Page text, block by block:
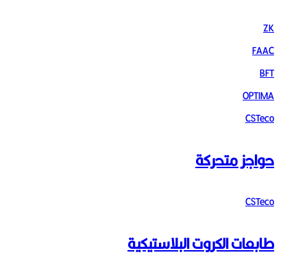
ZK
FAAC
BFT
OPTIMA
CSTeco
حواجز متحركة
CSTeco
طابعات الكروت البلاستيكية